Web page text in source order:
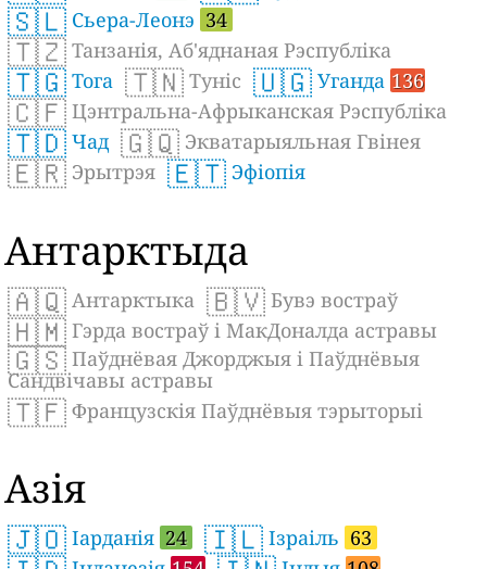
🇸🇱 Сьера-Леонэ 34
🇹🇿 Танзанія, Аб'яднаная Рэспубліка
🇹🇬 Тога 🇹🇳 Туніс 🇺🇬 Уганда 136
🇨🇫 Цэнтральна-Афрыканская Рэспубліка
🇹🇩 Чад 🇬🇶 Экватарыяльная Гвінея
🇪🇷 Эрытрэя 🇪🇹 Эфіопія
Антарктыда
🇦🇶 Антарктыка 🇧🇻 Бувэ востраў
🇭🇲 Гэрда востраў і МакДоналда астравы
🇬🇸 Паўднёвая Джорджыя і Паўднёвыя
Сандвічавы астравы
🇹🇫 Французскія Паўднёвыя тэрыторыі
Азія
🇯🇴 Іарданія 24 🇮🇱 Ізраіль 63